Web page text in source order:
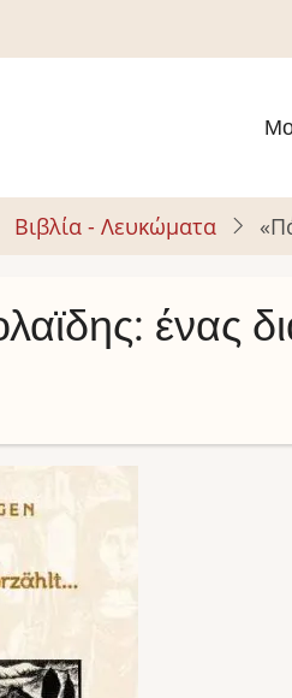
Βιβλία - Λευκώματα
ένας